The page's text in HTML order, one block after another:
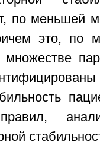
по меньшей
это, по